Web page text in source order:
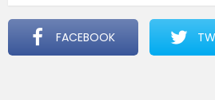
FACEBOOK